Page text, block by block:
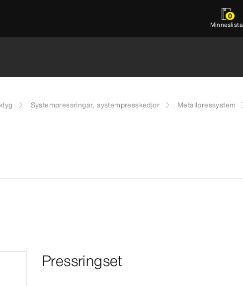
0
Minneslista
Systempressringar, systempresskedjor Metallpressystem
Pressringset